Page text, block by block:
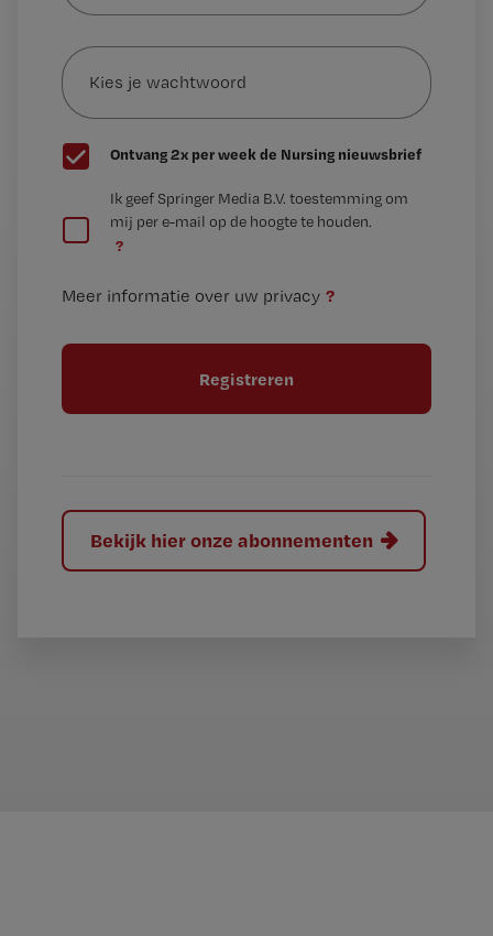
mailadres?
Kies
je
wachtwoord
G
e
t
Ontvang 2x per week de Nursing nieuwsbrief
e
t
l
Ik geef Springer Media B.V. toestemming om
mij per e-mail op de hoogte te houden.
?
Meer informatie over uw privacy ?
Bekijk hier onze abonnementen